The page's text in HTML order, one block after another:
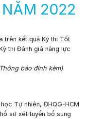
2022
báo đính kèm)
Tự nhiên, ĐHQG-HCM
sơ xét tuyển bổ sung